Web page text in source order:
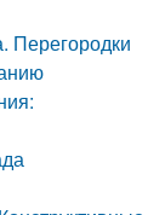
Перегородки